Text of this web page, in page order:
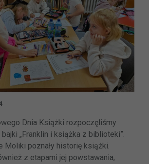
Dnia Książki rozpoczęliśmy
„Franklin i książka z biblioteki”.
Moliki poznały historię książki.
z etapami jej powstawania,